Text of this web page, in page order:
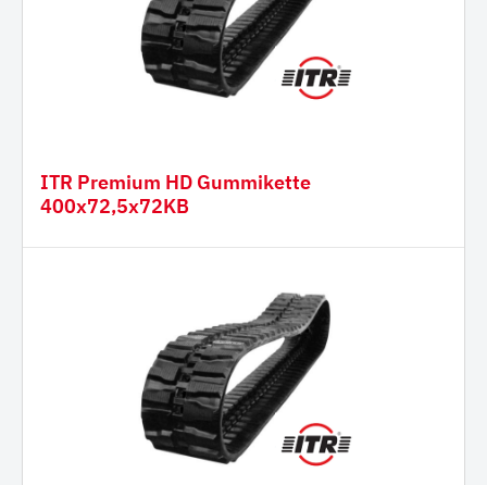
ITR Premium HD Gummikette
400x72,5x72KB